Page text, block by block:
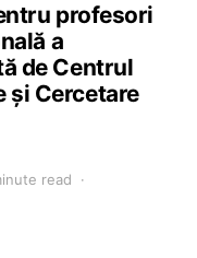
profesori
a
de Centrul
și Cercetare
read